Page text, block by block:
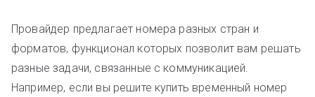
Провайдер предлагает номера разных стран и
форматов, функционал которых позволит вам решать
разные задачи, связанные с коммуникацией.
Например, если вы решите купить временный номер